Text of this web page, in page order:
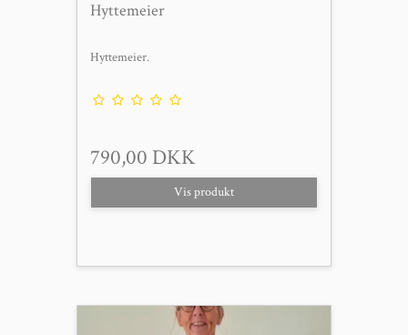
Hyttemeier
Hyttemeier.
790,00 DKK
Vis produkt